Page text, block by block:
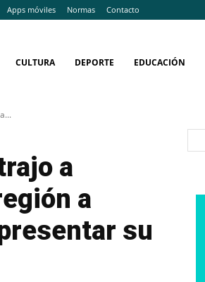
Apps móviles Normas Contacto
CULTURA DEPORTE EDUCACIÓN
a
a
su